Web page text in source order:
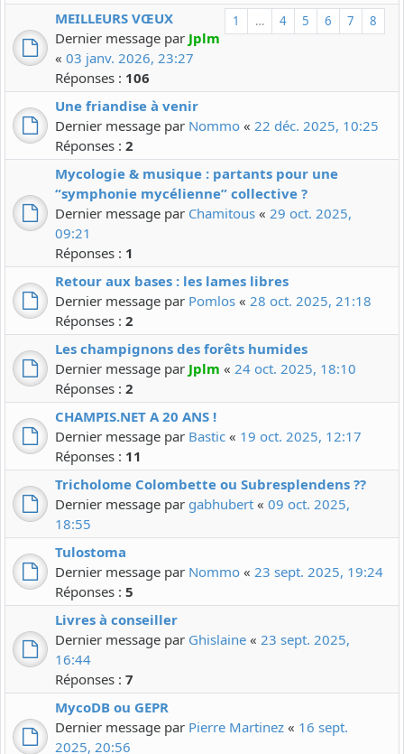
1 … 4 5 6 7 8
MEILLEURS VŒUX
Dernier message par Jplm
« 03 janv. 2026, 23:27
Réponses : 106
Une friandise à venir
Dernier message par Nommo « 22 déc. 2025, 10:25
Réponses : 2
Mycologie & musique : partants pour une
“symphonie mycélienne” collective ?
Dernier message par Chamitous « 29 oct. 2025,
09:21
Réponses : 1
Retour aux bases : les lames libres
Dernier message par Pomlos « 28 oct. 2025, 21:18
Réponses : 2
Les champignons des forêts humides
Dernier message par Jplm « 24 oct. 2025, 18:10
Réponses : 2
CHAMPIS.NET A 20 ANS !
Dernier message par Bastic « 19 oct. 2025, 12:17
Réponses : 11
Tricholome Colombette ou Subresplendens ??
Dernier message par gabhubert « 09 oct. 2025,
18:55
Tulostoma
Dernier message par Nommo « 23 sept. 2025, 19:24
Réponses : 5
Livres à conseiller
Dernier message par Ghislaine « 23 sept. 2025,
16:44
Réponses : 7
MycoDB ou GEPR
Dernier message par Pierre Martinez « 16 sept.
2025, 20:56